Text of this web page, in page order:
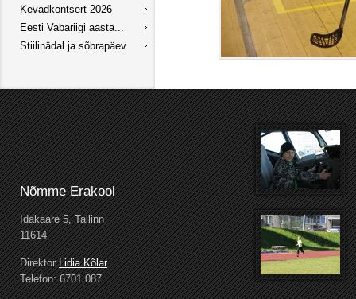
Kevadkontsert 2026
Eesti Vabariigi aasta...
Stiilinädal ja sõbrapäev
Nõmme Erakool
Idakaare 5, Tallinn
11614
DirektorLidia Kõlar
Telefon: 6701 087